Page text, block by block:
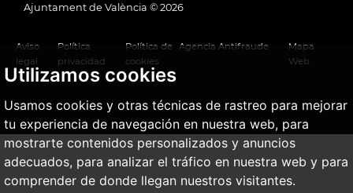
Utilizamos cookies
Usamos cookies y otras técnicas de rastreo para mejorar
tu experiencia de navegación en nuestra web, para
mostrarte contenidos personalizados y anuncios
adecuados, para analizar el tráfico en nuestra web y para
comprender de donde llegan nuestros visitantes.
Ajuntament de València © 2026
Aviso
legal
Política
privacidad
Política de
cookies
Agencia Antifraude
Mapa
Web